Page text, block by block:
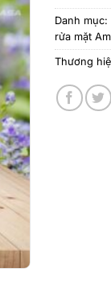
Danh mục:
rửa mặt
Thương